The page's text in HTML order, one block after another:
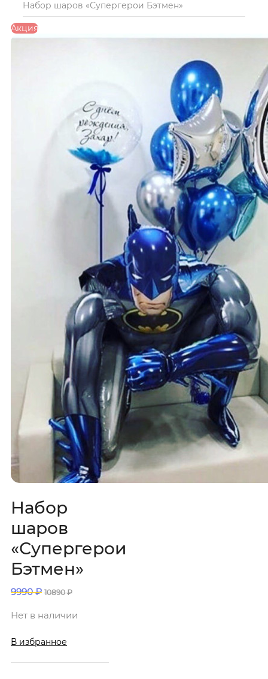
Набор шаров «Супергерои Бэтмен»
Акция
Набор
шаров
«Супергерои
Бэтмен»
9990₽ 10890₽
Нет в наличии
В избранное